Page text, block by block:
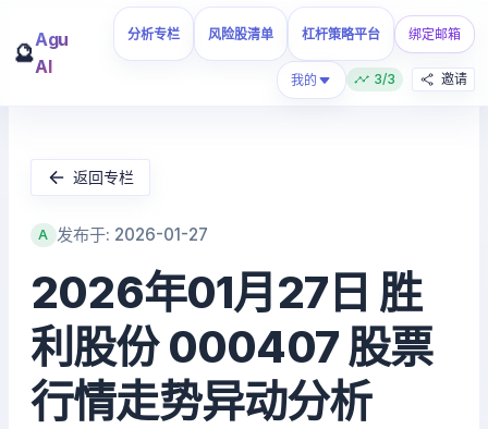
🔮
Agu
AI
分析专栏 风险股清单 杠杆策略平台 绑定邮箱
我的 3/3 邀请
返回专栏
A 发布于: 2026-01-27
2026年01月27日 胜
利股份 000407 股票
行情走势异动分析